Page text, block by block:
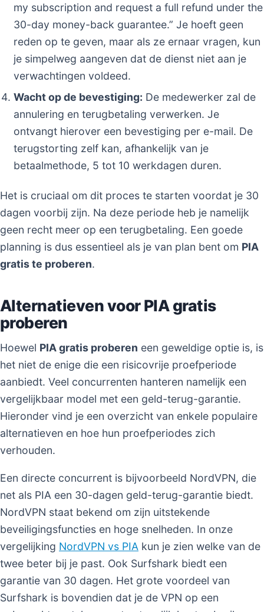
my subscription and request a full refund under the
30-day money-back guarantee.” Je hoeft geen
reden op te geven, maar als ze ernaar vragen, kun
je simpelweg aangeven dat de dienst niet aan je
verwachtingen voldeed.
Wacht op de bevestiging: De medewerker zal de
annulering en terugbetaling verwerken. Je
ontvangt hierover een bevestiging per e-mail. De
terugstorting zelf kan, afhankelijk van je
betaalmethode, 5 tot 10 werkdagen duren.
Het is cruciaal om dit proces te starten voordat je 30
dagen voorbij zijn. Na deze periode heb je namelijk
geen recht meer op een terugbetaling. Een goede
planning is dus essentieel als je van plan bent om PIA
gratis te proberen.
Alternatieven voor PIA gratis
proberen
Hoewel PIA gratis proberen een geweldige optie is, is
het niet de enige die een risicovrije proefperiode
aanbiedt. Veel concurrenten hanteren namelijk een
vergelijkbaar model met een geld-terug-garantie.
Hieronder vind je een overzicht van enkele populaire
alternatieven en hoe hun proefperiodes zich
verhouden.
Een directe concurrent is bijvoorbeeld NordVPN, die
net als PIA een 30-dagen geld-terug-garantie biedt.
NordVPN staat bekend om zijn uitstekende
beveiligingsfuncties en hoge snelheden. In onze
vergelijking NordVPN vs PIA kun je zien welke van de
twee beter bij je past. Ook Surfshark biedt een
garantie van 30 dagen. Het grote voordeel van
Surfshark is bovendien dat je de VPN op een